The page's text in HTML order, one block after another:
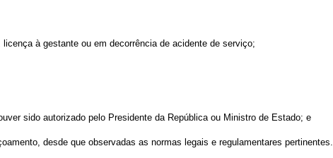
à gestante ou em decorrência de acidente de serviço;
sido autorizado pelo Presidente da República ou Ministro de Estado; e
desde que observadas as normas legais e regulamentares pertinentes.